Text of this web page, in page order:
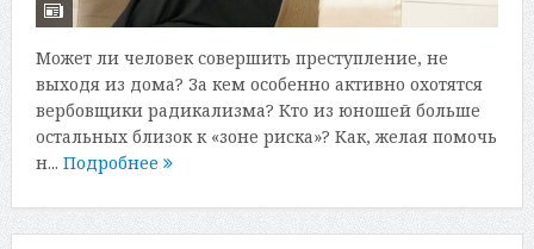
Может ли человек совершить преступление, не
выходя из дома? За кем особенно активно охотятся
вербовщики радикализма? Кто из юношей больше
остальных близок к «зоне риска»? Как, желая помочь
н... Подробнее